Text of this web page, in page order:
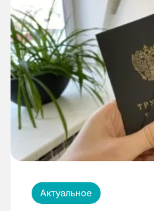
Актуальное